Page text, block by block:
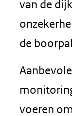
van de
de
voeren